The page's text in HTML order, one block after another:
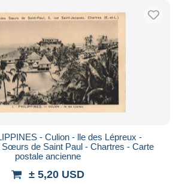
Aggiorna
- Culion - lle des Lépreux -
Sœurs de Saint Paul - Chartres - Carte
postale ancienne
± 5,20 USD